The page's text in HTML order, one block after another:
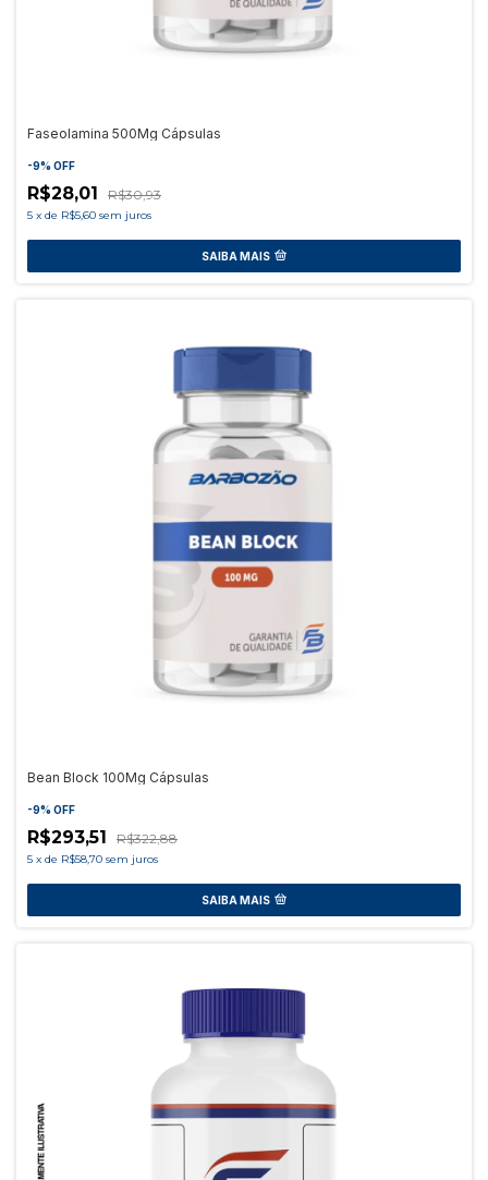
Faseolamina 500Mg Cápsulas
-9% OFF
R$28,01 R$30,93
5 x de R$5,60 sem juros
SAIBA MAIS
Bean Block 100Mg Cápsulas
-9% OFF
R$293,51 R$322,88
5 x de R$58,70 sem juros
SAIBA MAIS